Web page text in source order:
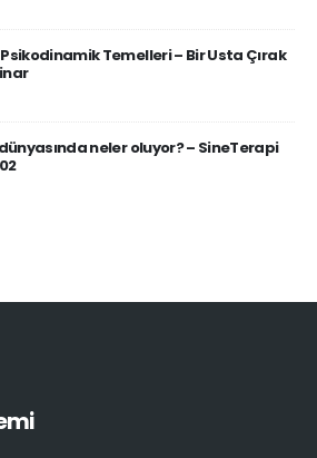
Temelleri – Bir Usta Çırak
dünyasında neler oluyor? – SineTerapi